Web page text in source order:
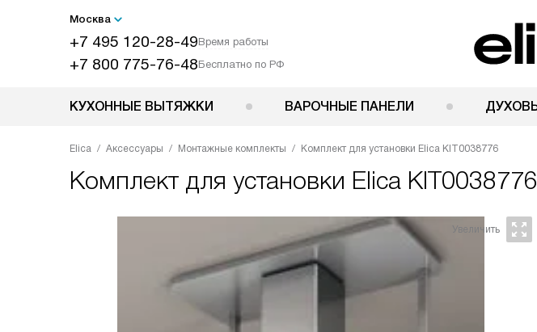
Москва
+7 495 120-28-49Время работы
+7 800 775-76-48Бесплатно по РФ
КУХОННЫЕ ВЫТЯЖКИ ВАРОЧНЫЕ ПАНЕЛИ
Elica Аксессуары Монтажные комплекты Комплект для установки Elica KIT0038776
Комплект для установки Elica KIT0038776